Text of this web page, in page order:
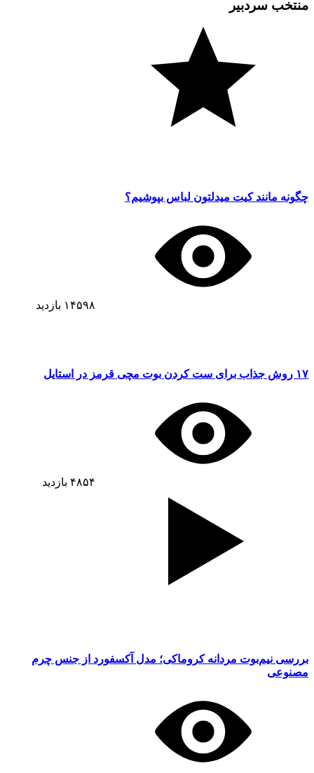
منتخب سردبیر
چگونه مانند کیت میدلتون لباس بپوشیم؟
۱۴۵۹۸ بازدید
۱۷ روش جذاب برای ست کردن بوت مچی قرمز در استایل
۴۸۵۴ بازدید
بررسی نیم‌بوت مردانه کروماکی؛ مدل آکسفورد از جنس چرم
مصنوعی